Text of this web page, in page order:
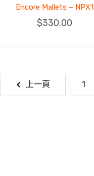
Encore Mallets – NPX1
$330.00
上一頁 1